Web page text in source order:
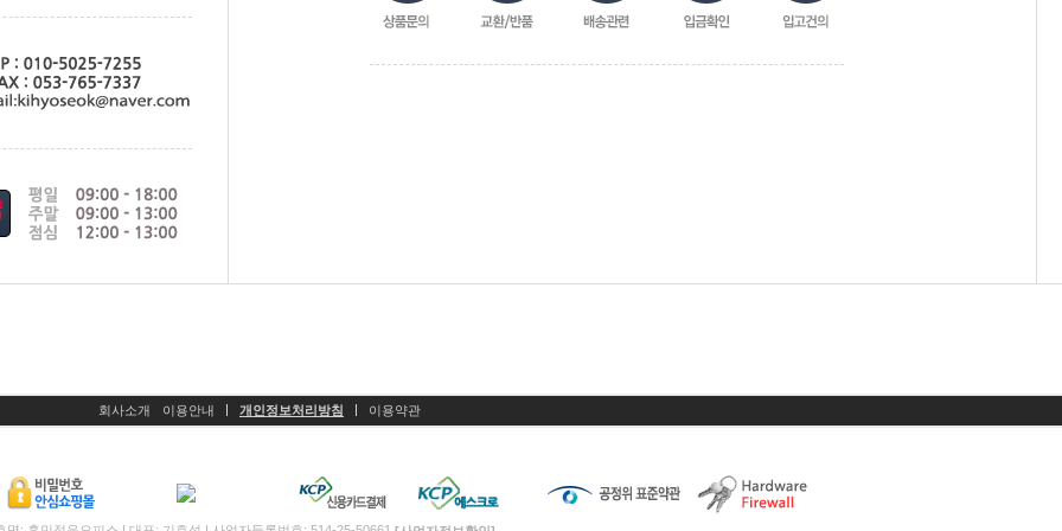
회사소개 이용안내 개인정보처리방침 이용약관